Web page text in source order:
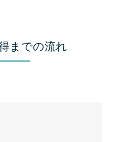
までの流れ